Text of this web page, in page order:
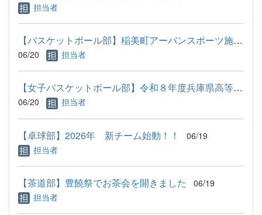
担当者
【バスケットボール部】稲美町アーバンスポーツ施設にて撮影協力
06/20 担当者
【女子バスケットボール部】令和８年度兵庫県高等学校バスケット...
06/20 担当者
【卓球部】2026年 新チーム始動！！
06/19
担当者
【茶道部】豊饒祭でお茶会を開きました
06/19
担当者